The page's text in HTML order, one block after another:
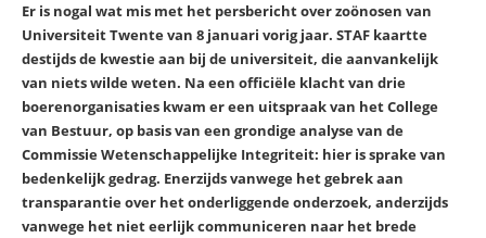
Er is nogal wat mis met het persbericht over zoönosen van
Universiteit Twente van 8 januari vorig jaar. STAF kaartte
destijds de kwestie aan bij de universiteit, die aanvankelijk
van niets wilde weten. Na een officiële klacht van drie
boerenorganisaties kwam er een uitspraak van het College
van Bestuur, op basis van een grondige analyse van de
Commissie Wetenschappelijke Integriteit: hier is sprake van
bedenkelijk gedrag. Enerzijds vanwege het gebrek aan
transparantie over het onderliggende onderzoek, anderzijds
vanwege het niet eerlijk communiceren naar het brede